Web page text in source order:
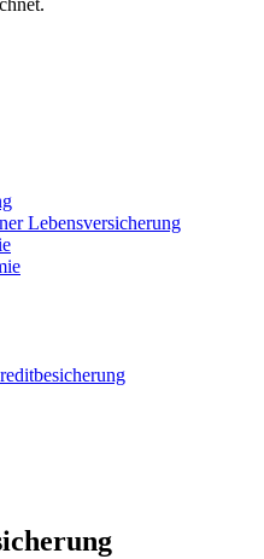
Lebensversicherung